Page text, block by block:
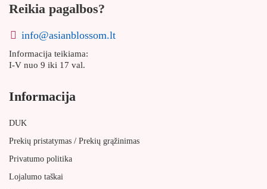
Reikia pagalbos?
info@asianblossom.lt
Informacija teikiama:
I-V nuo 9 iki 17 val.
Informacija
DUK
Prekių pristatymas / Prekių grąžinimas
Privatumo politika
Lojalumo taškai